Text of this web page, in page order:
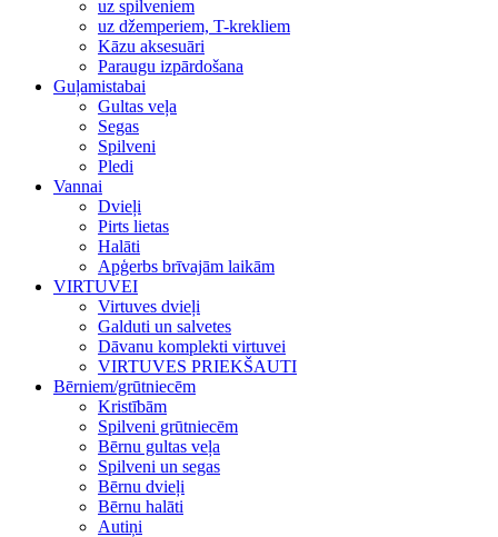
uz spilveniem
uz džemperiem, T-krekliem
Kāzu aksesuāri
Paraugu izpārdošana
Guļamistabai
Gultas veļa
Segas
Spilveni
Pledi
Vannai
Dvieļi
Pirts lietas
Halāti
Apģerbs brīvajām laikām
VIRTUVEI
Virtuves dvieļi
Galduti un salvetes
Dāvanu komplekti virtuvei
VIRTUVES PRIEKŠAUTI
Bērniem/grūtniecēm
Kristībām
Spilveni grūtniecēm
Bērnu gultas veļa
Spilveni un segas
Bērnu dvieļi
Bērnu halāti
Autiņi